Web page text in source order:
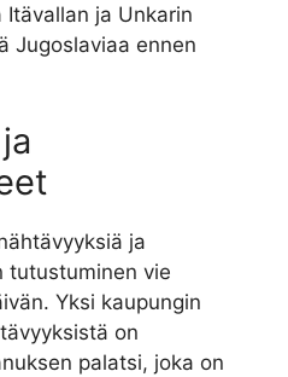
ja Unkarin
Jugoslaviaa ennen
ja
tutustuminen vie
Yksi kaupungin
on
palatsi, joka on